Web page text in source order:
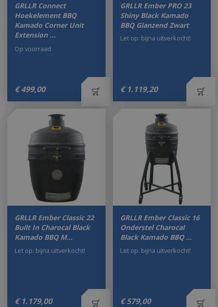
GRLLR Connect
Hoekelement BBQ
Kamado Corner Unit
Extension …
€ 499,00
Op voorraad
GRLLR Ember PRO 23
Shiny Black Kamado
BBQ Glanzend Zwart
€ 1.119,20
Let op: bijna uitverkocht!
GRLLR Ember Classic 22
Built In Charocal Black
Kamado BBQ M…
€ 1.179,00
Let op: bijna uitverkocht!
GRLLR Ember Classic 16
Onderstel Charocal
Black Kamado BBQ …
€ 579,00
Let op: bijna uitverkocht!